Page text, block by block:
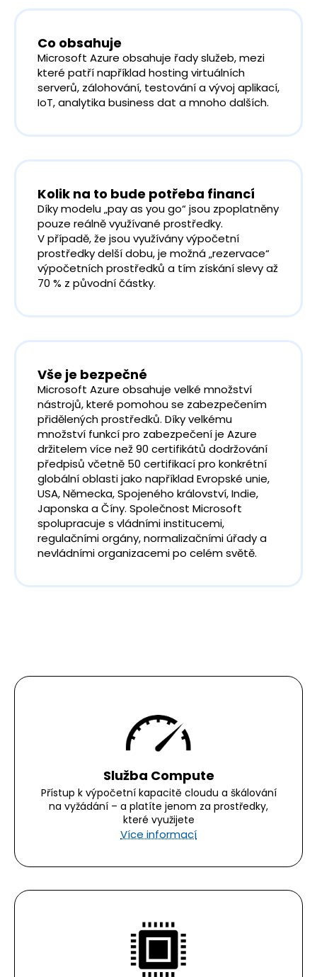
Co obsahuje
Microsoft Azure obsahuje řady služeb, mezi
které patří například hosting virtuálních
serverů, zálohování, testování a vývoj aplikací,
IoT, analytika business dat a mnoho dalších.
Kolik na to bude potřeba financí
Díky modelu „pay as you go“ jsou zpoplatněny
pouze reálně využívané prostředky.
V případě, že jsou využívány výpočetní
prostředky delší dobu, je možná „rezervace“
výpočetních prostředků a tím získání slevy až
70 % z původní částky.
Vše je bezpečné
Microsoft Azure obsahuje velké množství
nástrojů, které pomohou se zabezpečením
přidělených prostředků. Díky velkému
množství funkcí pro zabezpečení je Azure
držitelem více než 90 certifikátů dodržování
předpisů včetně 50 certifikací pro konkrétní
globální oblasti jako například Evropské unie,
USA, Německa, Spojeného království, Indie,
Japonska a Číny. Společnost Microsoft
spolupracuje s vládními institucemi,
regulačními orgány, normalizačními úřady a
nevládními organizacemi po celém světě.
Služba Compute
Přístup k výpočetní kapacitě cloudu a škálování
na vyžádání – a platíte jenom za prostředky,
které využijete
Více informací